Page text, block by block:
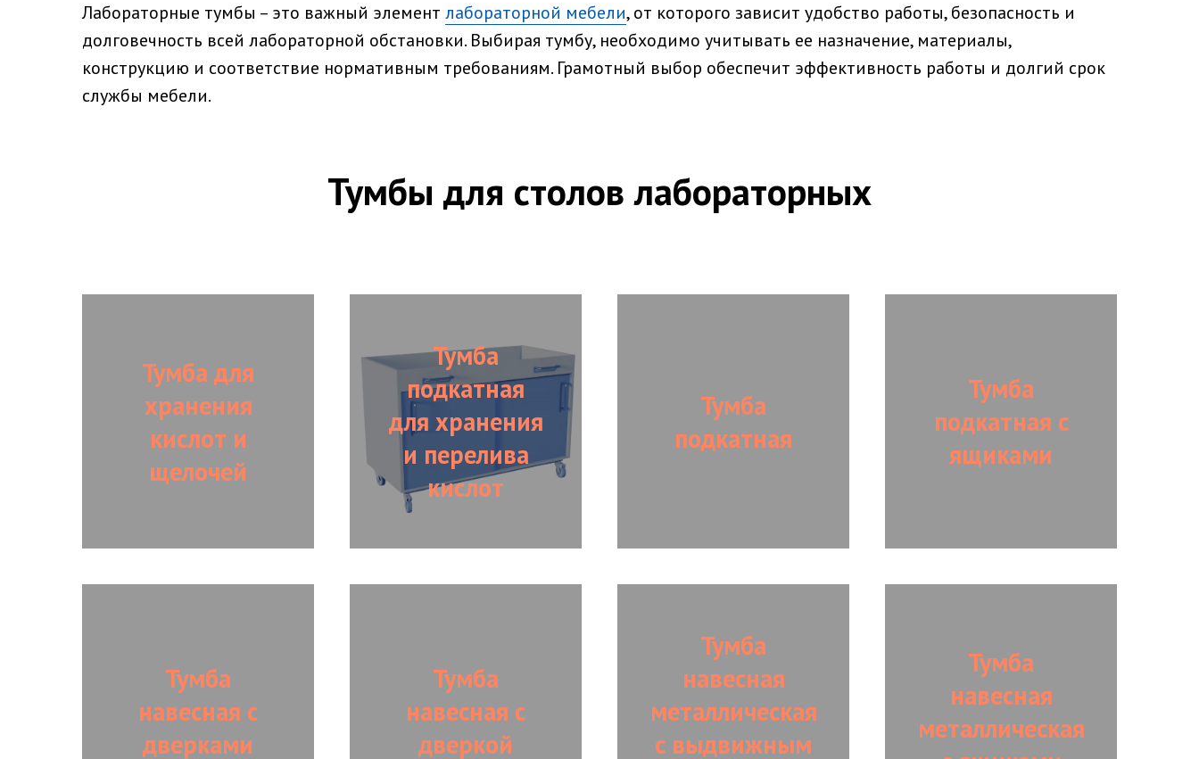
Лабораторные тумбы – это важный элемент лабораторной мебели, от которого зависит удобство работы, безопасность и
долговечность всей лабораторной обстановки. Выбирая тумбу, необходимо учитывать ее назначение, материалы,
конструкцию и соответствие нормативным требованиям. Грамотный выбор обеспечит эффективность работы и долгий срок
службы мебели.
Тумбы для столов лабораторных
Тумба для
хранения
кислот и
щелочей
Тумба
подкатная
для хранения
и перелива
кислот
Тумба
подкатная
Тумба
подкатная с
ящиками
Тумба
навесная с
дверками
Тумба
навесная с
дверкой
Тумба
навесная
металлическая
с выдвижным
Тумба
навесная
металлическая